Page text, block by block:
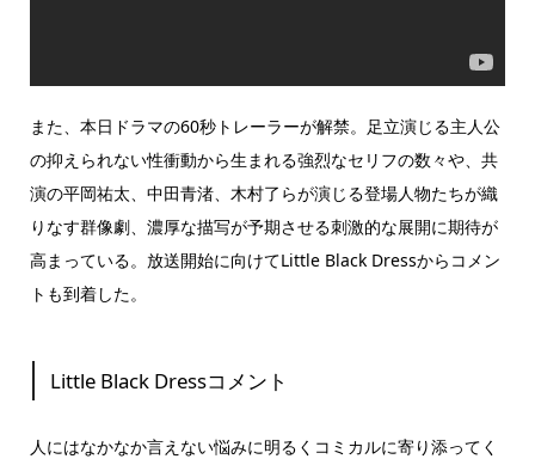
また、本日ドラマの60秒トレーラーが解禁。足立演じる主人公
の抑えられない性衝動から生まれる強烈なセリフの数々や、共
演の平岡祐太、中田青渚、木村了らが演じる登場人物たちが織
りなす群像劇、濃厚な描写が予期させる刺激的な展開に期待が
高まっている。放送開始に向けてLittle Black Dressからコメン
トも到着した。
Little Black Dressコメント
人にはなかなか言えない悩みに明るくコミカルに寄り添ってく